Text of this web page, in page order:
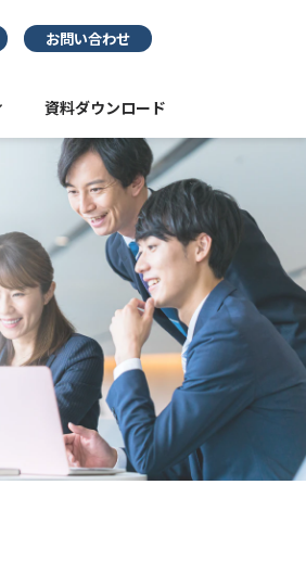
お問い合わせ
資料ダウンロード